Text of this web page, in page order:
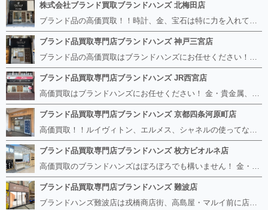
株式会社ブランド買取ブランドハンズ 北梅田店
ブランド品の高価買取！！時計、金、宝石は特に力を入れています！ ルイヴィトン、シャネル、ロレックス、エルメスはもちろん、グッチ、プラダ、セリーヌ、フェンディなどなど、 その他ブランド食器、銀シルバー製品、美容機器、脱毛器、スマホなど幅広く取り扱っているので まずは無料査定にお越しください！ 手数料は全て無料！全国対応の宅配買取も行っておりますのでお気軽にご連絡下さい！
ブランド品買取専門店ブランドハンズ 神戸三宮店
ブランド品の高価買取はブランドハンズにお任せください！！ 高騰し続けている金・貴金属はもちろん、ルイヴィトン、エルメス、シャネル、ロレックスは特に力を入れております。 その他ブランド食器、銀シルバー製品、美容機器、脱毛器、スマホなど幅広く取り扱っております！ 鑑定士は経験豊富で親切丁寧な対応を心がけております。 鑑定書がないものでもしっかり見させて頂きます。
ブランド品買取専門店ブランドハンズ JR西宮店
高価買取はブランドハンズにお任せください！ 金・貴金属、ルイヴィトン、エルメス、シャネル、ロレックスは特に力を入れておりますが、 他店で断られたボロボロになったバッグや財布、壊れたブランド品、時計、千切れた貴金属もお買取り可能です。 経験豊富な鑑定士が宝石やダイヤモンドの鑑定書がないものでもしっかり見させて頂きます。 その他ブランド食器、銀シルバー製品、美容機器、脱毛器、スマホなど幅広く取り扱っております！ 是非お気軽にお越しください。
ブランド品買取専門店ブランドハンズ 京都四条河原町店
高価買取！！ルイヴィトン、エルメス、シャネルの使ってないものなど ブランドハンズならボロボロでも構いません。 他店に断られたものも当店ならお買取り可能です！ ロレックスやフェンディ、グッチも大歓迎です！ ブランド品や貴金属、時計、宝石、ダイヤモンドは特に高価買取ですのでお査定だけでもお待ちしております。
ブランド品買取専門店ブランドハンズ 枚方ビオルネ店
高価買取のブランドハンズはぼろぼろでも構いません！ 金・貴金属、ルイヴィトンやエルメス、シャネルの使ってないものはございませんか？ 他店に断られたものも当店ならお買取り可能です！ ロレックスやフェンディ、グッチも大歓迎！ ブランド品や貴金属、時計、宝石、ダイヤモンドは特に高価買取ですがブランド食器、スマホ、美容機器、銀製品など幅広く取り扱っております。
ブランド品買取専門店ブランドハンズ 難波店
ブランドハンズ難波店は戎橋商店街、高島屋・マルイ前に店舗があります！ ボロボロのルイヴィトン、エルメス、シャネルも高価買取！！ ぼろぼろのものでもブランドハンズなら高くお買取り致します！ ブランド香水や化粧品、動かない時計、ロレックスは特に高価買取です。 貴金属や宝石、ダイヤモンドの鑑定書がないものでもしっかり見させて頂きます。 是非お気軽にお越しください。